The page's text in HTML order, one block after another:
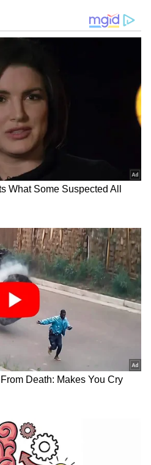
suvarna news ಅನ್ನು
ಬಳಸಿ ಮಾಡರ್ನ್ ಲುಕ್ ನೀಡಿ!
ಅಥವಾ ಅದರ ಮೇಲೆ ಕಲೆ,
ಲುಕ್ ನೀಡಲು ವಿನೈಲ್